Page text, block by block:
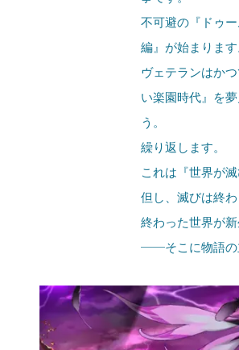
不可避の『ドゥ
編』が始まります
ヴェテランはか
い楽園時代』を
う。
繰り返します。
これは『世界が
但し、滅びは終わ
終わった世界が
――そこに物語の